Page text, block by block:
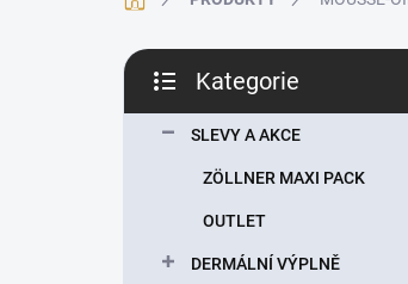
P
s
kategorie
Kategorie
SLEVY A AKCE
ZÖLLNER MAXI PACK
OUTLET
DERMÁLNÍ VÝPLNĚ